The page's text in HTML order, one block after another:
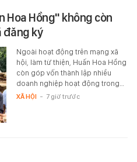
Hoa Hồng" không còn
đăng ký
Ngoài hoạt động trên mạng xã
hội, làm từ thiện, Huấn Hoa Hồng
còn góp vốn thành lập nhiều
doanh nghiệp hoạt động trong…
XÃ HỘI - 7 giờ trước